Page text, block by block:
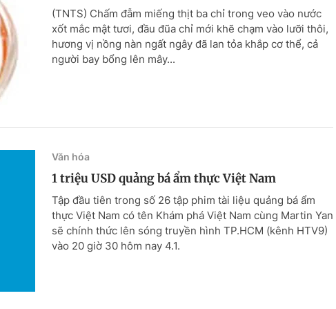
(TNTS) Chấm đẫm miếng thịt ba chỉ trong veo vào nước
xốt mắc mật tươi, đầu đũa chỉ mới khẽ chạm vào lưỡi thôi,
hương vị nồng nàn ngất ngây đã lan tỏa khắp cơ thể, cả
người bay bổng lên mây...
Văn hóa
1 triệu USD quảng bá ẩm thực Việt Nam
Tập đầu tiên trong số 26 tập phim tài liệu quảng bá ẩm
thực Việt Nam có tên Khám phá Việt Nam cùng Martin Yan
sẽ chính thức lên sóng truyền hình TP.HCM (kênh HTV9)
vào 20 giờ 30 hôm nay 4.1.